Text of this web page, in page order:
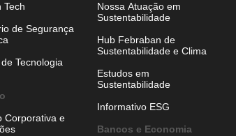
Tech
de Segurança
Tecnologia
Corporativa e
Nossa Atuação em
Sustentabilidade
Hub Febraban de
Sustentabilidade e Clima
Estudos em
Sustentabilidade
Informativo ESG
Bancos e Economia